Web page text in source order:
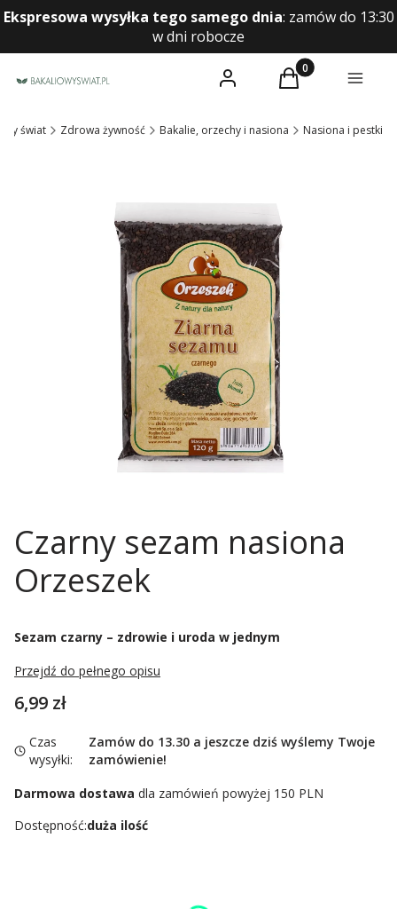
Ekspresowa wysyłka tego samego dnia: zamów do 13:30
w dni robocze
Zaloguj sięProdukty w
Koszyk Menu
świat Zdrowa żywność Bakalie, orzechy i nasiona Nasiona i pestki
Czarny sezam nasiona
Orzeszek
Sezam czarny – zdrowie i uroda w jednym
Przejdź do pełnego opisu
Cena
6,99 zł
Czas
wysyłki:
Zamów do 13.30 a jeszcze dziś wyślemy Twoje
zamówienie!
Darmowa dostawa dla zamówień powyżej 150 PLN
Dostępność:duża ilość